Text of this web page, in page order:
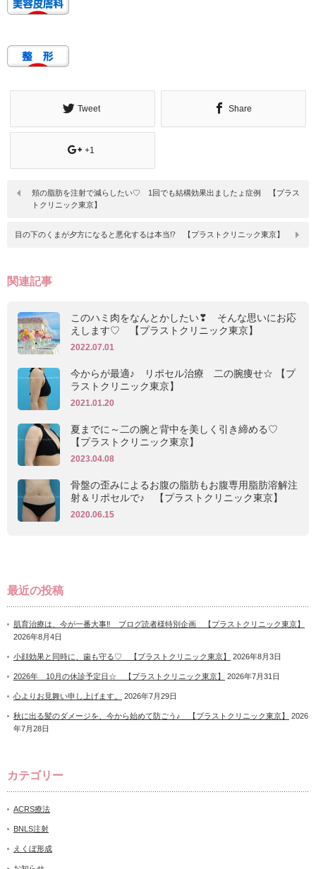
Tweet Share
+1
頬の脂肪を注射で減らしたい♡ 1回でも結構効果出ましたょ症例 【プラス
トクリニック東京】
目の下のくまが夕方になると悪化するは本当⁉ 【プラストクリニック東京】
関連記事
このハミ肉をなんとかしたい❣ そんな思いにお応
えします♡ 【プラストクリニック東京】
2022.07.01
今からが最適♪ リポセル治療 二の腕痩せ☆ 【プ
ラストクリニック東京】
2021.01.20
夏までに～二の腕と背中を美しく引き締める♡
【プラストクリニック東京】
2023.04.08
骨盤の歪みによるお腹の脂肪もお腹専用脂肪溶解注
射＆リポセルで♪ 【プラストクリニック東京】
2020.06.15
最近の投稿
肌育治療は、今が一番大事‼ ブログ読者様特別企画 【プラストクリニック東京】
2026年8月4日
小顔効果と同時に、歯も守る♡ 【プラストクリニック東京】 2026年8月3日
2026年 10月の休診予定日☆ 【プラストクリニック東京】 2026年7月31日
心よりお見舞い申し上げます。 2026年7月29日
秋に出る髪のダメージを、今から始めて防ごう♪ 【プラストクリニック東京】
2026
年7月28日
カテゴリー
ACRS療法
BNLS注射
えくぼ形成